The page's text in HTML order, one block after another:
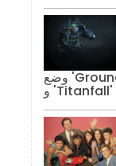
وضع 'Ground Zeroes' و 'inFAMOUS' Xbox